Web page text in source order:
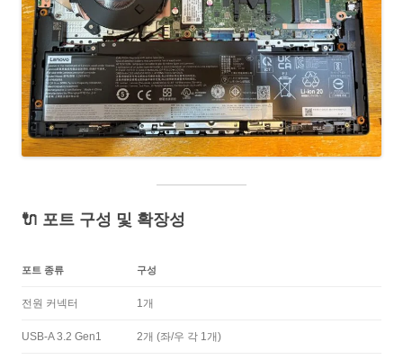
🔌 포트 구성 및 확장성
포트 종류 구성
전원 커넥터 1개
USB-A 3.2 Gen1 2개 (좌/우 각 1개)